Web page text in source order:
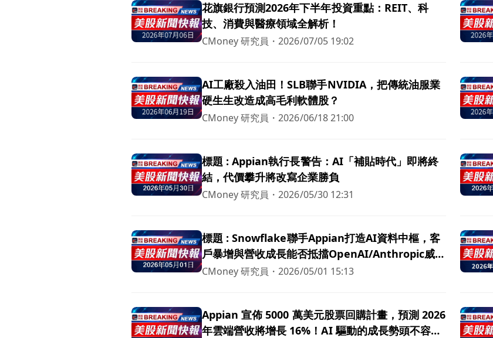
花旗銀行預測2026年下半年投資重點：REIT、科
技、消費與醫療領域全解析！
CMoney 研究員 ・2026/07/05 19:02
AI工廠殺入油田！SLB聯手NVIDIA，把傳統油服業
硬生生改造成高毛利軟體股？
CMoney 研究員 ・2026/06/18 21:00
標題 : Appian執行長警告：AI「補貼時代」即將終
結，代價攀升將改寫企業勝負
CMoney 研究員 ・2026/05/30 12:31
標題 : Snowflake聯手Appian打造AI資料中樞，客
戶暴增與營收成長能否抵擋OpenAI/Anthropic威
脅？
CMoney 研究員 ・2026/05/01 15:13
Appian 宣佈 5000 萬美元股票回購計畫，預測 2026
年雲端營收將增長 16%！AI 驅動的成長勢頭不容小